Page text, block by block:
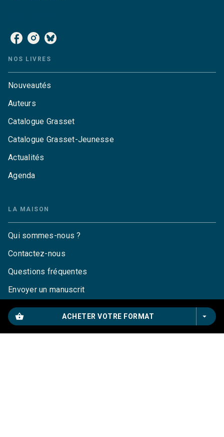
shopping_basket ACHETER VOTRE FORMAT arrow_drop_down
NOS LIVRES
Nouveautés
Auteurs
Catalogue Grasset
Catalogue Grasset-Jeunesse
Actualités
Agenda
LA MAISON
Qui sommes-nous ?
Contactez-nous
Questions fréquentes
Envoyer un manuscrit
Service de presse
Droits